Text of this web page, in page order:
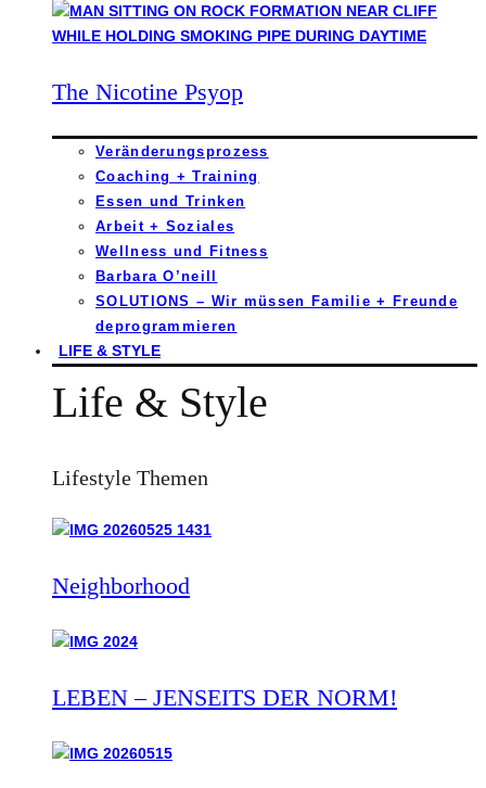
The Nicotine Psyop
Veränderungsprozess
Coaching + Training
Essen und Trinken
Arbeit + Soziales
Wellness und Fitness
Barbara O’neill
SOLUTIONS – Wir müssen Familie + Freunde
deprogrammieren
LIFE & STYLE
Life & Style
Lifestyle Themen
Neighborhood
LEBEN – JENSEITS DER NORM!